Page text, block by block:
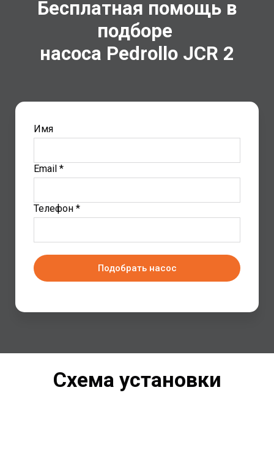
Бесплатная помощь в
подборе
насоса Pedrollo JCR 2
Имя
Email *
Телефон *
Подобрать насос
Схема установки